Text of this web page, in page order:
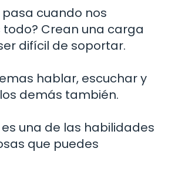
pasa cuando nos
Crean una carga
difícil de soportar.
hablar, escuchar y
demás también.
una de las habilidades
que puedes